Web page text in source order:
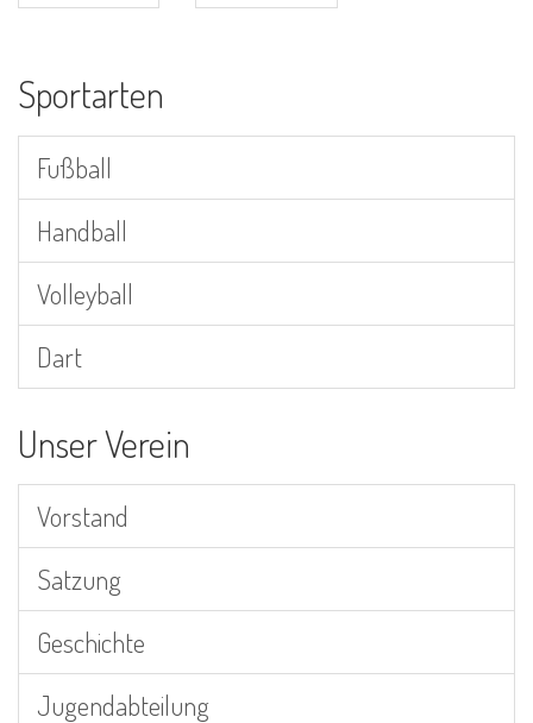
Sportarten
Fußball
Handball
Volleyball
Dart
Unser Verein
Vorstand
Satzung
Geschichte
Jugendabteilung